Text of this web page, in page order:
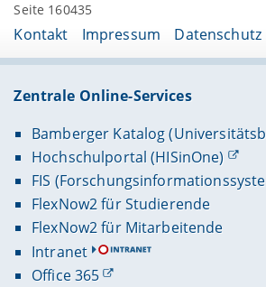
Seite 160435
Kontakt Impressum Datenschutz
Zentrale Online-Services
Bamberger Katalog
Hochschulportal (HISinOne)
FIS
FlexNow2 für Studierende
FlexNow2 für Mitarbeitende
Intranet
Office 365